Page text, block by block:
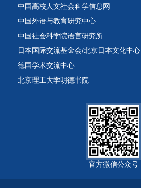
中国高校人文社会科学信息网
中国外语与教育研究中心
中国社会科学院语言研究所
日本国际交流基金会/北京日本文化中心
德国学术交流中心
北京理工大学明德书院
官方微信公众号